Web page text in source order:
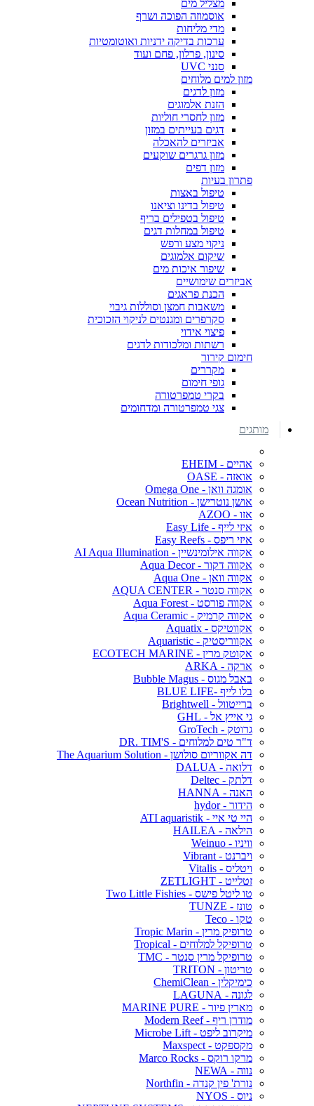
מצליל מים
אוסמוזה הפוכה ושרף
מדי מליחות
ערכות בדיקה ידניות ואוטומטיות
סינון, פרלון, פחם ועוד
סנני UVC
מזון למים מלוחים
מזון לדגים
הזנת אלמוגים
מזון לחסרי חוליות
דגים בעייתים במזון
אביזרים להאכלה
מזון גרגרים שוקעים
מזון דפים
פתרון בעיות
טיפול באצות
טיפול בדינו וציאנו
טיפול בטפילים בריף
טיפול במחלות דגים
ניקוי מצע ורפש
שיקום אלמוגים
שיפור איכות מים
אביזרים שימושיים
הכנת פראגים
משאבות חמצן וסוללות גיבוי
סקרפרים ומגנטים לניקוי הזכוכית
פיצוי אידוי
רשתות ומלכודות לדגים
חימום קירור
מקררים
גופי חימום
בקרי טמפרטורה
צגי טמפרטורה ומדחומים
מותגים
אהיים - EHEIM
אואזה - OASE
אומגה וואן - Omega One
אושן נוטרישן - Ocean Nutrition
אזו - AZOO
איזי לייף - Easy Life
איזי ריפס - Easy Reefs
אקווה אילומינשיין - AI Aqua Illumination
אקווה דקור - Aqua Decor
אקווה וואן - Aqua One
אקווה סנטר - AQUA CENTER
אקווה פורסט - Aqua Forest
אקווה קרמיק - Aqua Ceramic
אקווטיקס - Aquatix
אקווריסטיק - Aquaristic
אקוטק מרין - ECOTECH MARINE
ארקה - ARKA
באבל מגוס - Bubble Magus
בלו לייף -BLUE LIFE
ברייטוול - Brightwell
גי אייץ אל - GHL
גרוטק - GroTech
ד"ר טים למלוחים - DR. TIM'S
דה אקווריום סולושן - The Aquarium Solution
דלואה - DALUA
דלתק - Deltec
האנה - HANNA
הידור - hydor
היי טי איי - ATI aquaristik
הילאה - HAILEA
וויניו - Weinuo
ויברנט - Vibrant
ויטליס - Vitalis
זטלייט - ZETLIGHT
טו ליטל פישס - Two Little Fishies
טונז - TUNZE
טקו - Teco
טרופיק מרין - Tropic Marin
טרופיקל למלוחים - Tropical
טרופיקל מרין סנטר - TMC
טריטון - TRITON
כימיקלין - ChemiClean
לגונה - LAGUNA
מארין פיור - MARINE PURE
מודרן ריף - Modern Reef
מיקרוב ליפט - Microbe Lift
מקספקט - Maxspect
מרקו רוקס - Marco Rocks
נווה - NEWA
נורת' פין קנדה - Northfin
ניוס - NYOS